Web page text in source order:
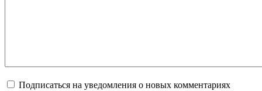
Подписаться на уведомления о новых комментариях